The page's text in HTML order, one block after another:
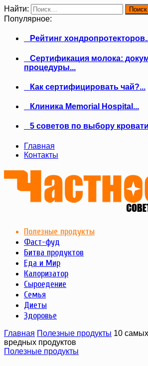
Найти:
Популярное:
Рейтинг
Сертификация молока:
процедуры...
Как сертифицировать чай?...
Клиника Memorial Hospital...
5 советов по выбору
Главная
Контакты
Полезные продукты
Фаст-фуд
Битва продуктов
Еда и Мир
Калоризатор
Сыроедение
Семья
Диеты
Здоровье
Главная Полезные продукты 10
вредных продуктов
Полезные продукты